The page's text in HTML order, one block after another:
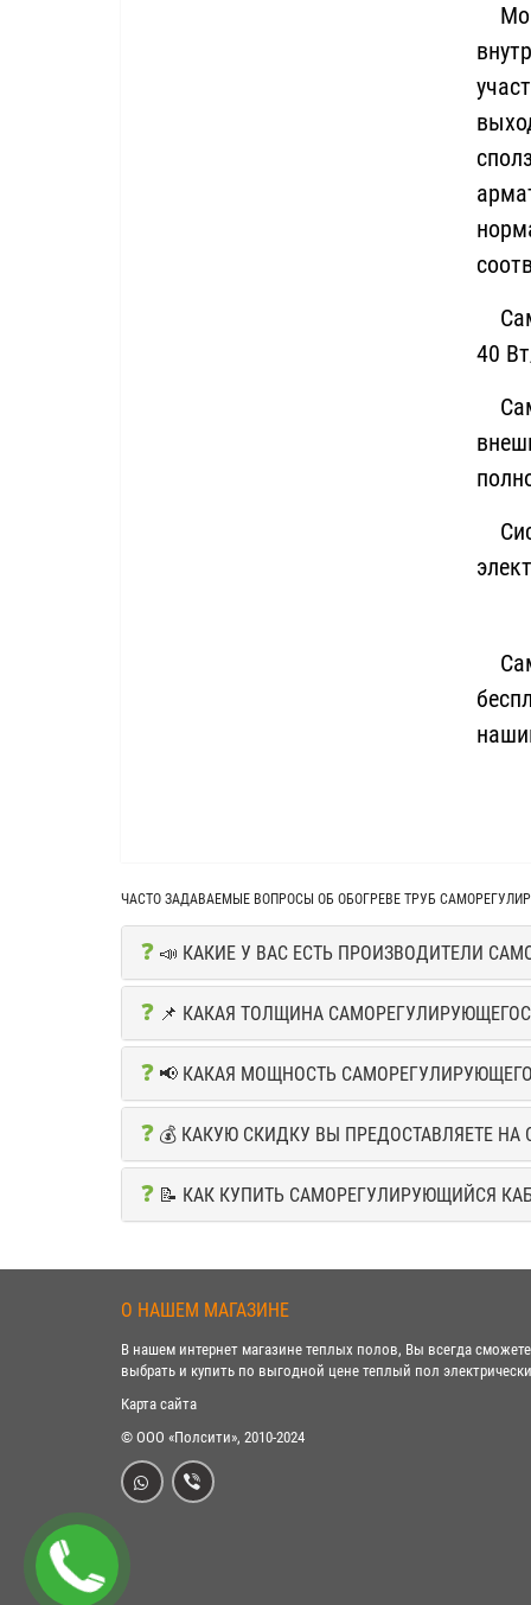
40
ЧАСТО ЗАДАВАЕМЫЕ ВОПРОСЫ ОБ ОБОГРЕВЕ ТРУБ
❓ 📣 КАКИЕ У ВАС ЕСТЬ ПРОИЗВОДИТЕЛИ
❓ 📌 КАКАЯ ТОЛЩИНА
❓ 📢 КАКАЯ МОЩНОСТЬ
❓ 💰 КАКУЮ СКИДКУ ВЫ ПРЕДОСТАВЛЯЕТЕ
❓ 📝 КАК КУПИТЬ САМОРЕГУЛИРУЮЩИЙСЯ
О НАШЕМ МАГАЗИНЕ
В нашем интернет магазине теплых полов, Вы всегда сможете
выбрать и купить по выгодной цене теплый пол
Карта сайта
© ООО «Полсити», 2010-2024